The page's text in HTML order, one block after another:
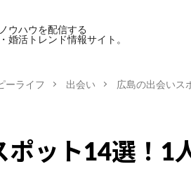
ウハウを配信する
婚活トレンド情報サイト。
ーライフ 出会い 広島の出会いス
ポット14選！1